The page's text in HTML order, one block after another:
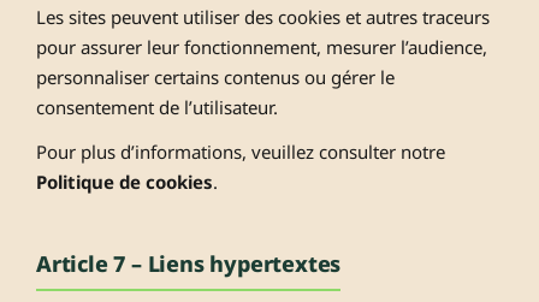
Les sites peuvent utiliser des cookies et autres traceurs
pour assurer leur fonctionnement, mesurer l’audience,
personnaliser certains contenus ou gérer le
consentement de l’utilisateur.
Pour plus d’informations, veuillez consulter notre
Politique de cookies.
Article 7 – Liens hypertextes